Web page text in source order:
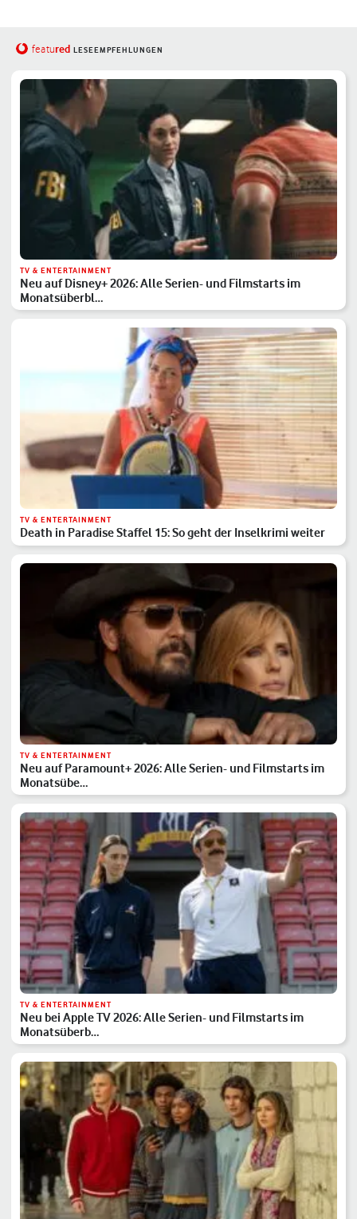
featured LESEEMPFEHLUNGEN
TV & ENTERTAINMENT
Neu auf Disney+ 2026: Alle Serien- und Filmstarts im
Monatsüberbl…
TV & ENTERTAINMENT
Death in Paradise Staffel 15: So geht der Inselkrimi weiter
TV & ENTERTAINMENT
Neu auf Paramount+ 2026: Alle Serien- und Filmstarts im
Monatsübe…
TV & ENTERTAINMENT
Neu bei Apple TV 2026: Alle Serien- und Filmstarts im
Monatsüberb…